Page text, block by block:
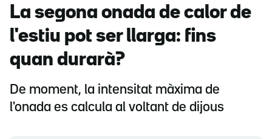
La segona onada de calor de
l'estiu pot ser llarga: fins
quan durarà?
De moment, la intensitat màxima de
l'onada es calcula al voltant de dijous